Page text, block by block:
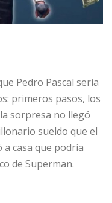
Pedro Pascal sería
primeros pasos, los
sorpresa no llegó
sueldo que el
a casa que podría
de Superman.